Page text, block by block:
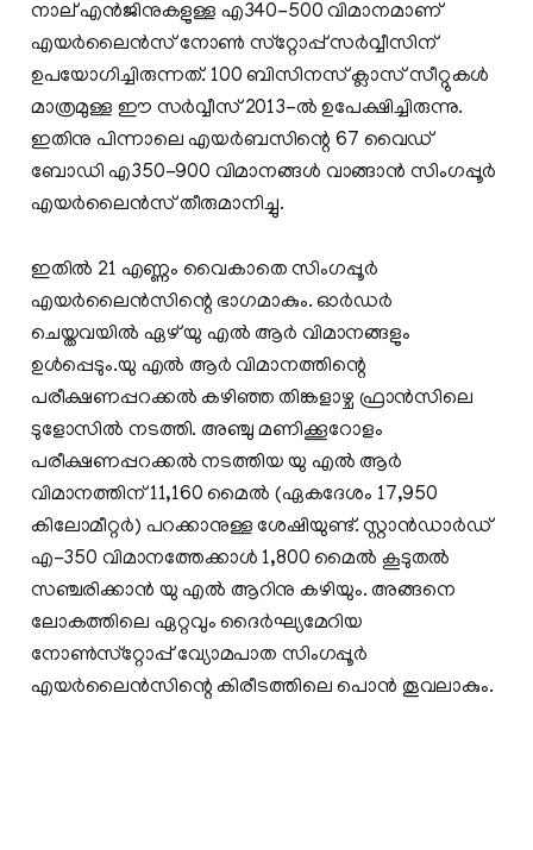
നാല് എന്‍ജിനുകളുള്ള എ340-500 വിമാനമാണ്
എയര്‍ലൈന്‍സ് നോണ്‍ സ്‌റ്റോപ്പ് സര്‍വ്വീസിന്
ഉപയോഗിച്ചിരുന്നത്. 100 ബിസിനസ് ക്ലാസ് സീറ്റുകള്‍
മാത്രമുള്ള ഈ സര്‍വ്വീസ് 2013-ല്‍ ഉപേക്ഷിച്ചിരുന്നു.
ഇതിനു പിന്നാലെ എയര്‍ബസിന്റെ 67 വൈഡ്
ബോഡി എ350-900 വിമാനങ്ങള്‍ വാങ്ങാന്‍ സിംഗപ്പൂര്‍
എയര്‍ലൈന്‍സ് തീരുമാനിച്ചു.
ഇതില്‍ 21 എണ്ണം വൈകാതെ സിംഗപ്പൂര്‍
എയര്‍ലൈന്‍സിന്റെ ഭാഗമാകും. ഓര്‍ഡര്‍
ചെയ്തവയില്‍ ഏഴ് യു എല്‍ ആര്‍ വിമാനങ്ങളും
ഉള്‍പ്പെടും.യു എല്‍ ആര്‍ വിമാനത്തിന്റെ
പരീക്ഷണപ്പറക്കല്‍ കഴിഞ്ഞ തിങ്കളാഴ്ച ഫ്രാന്‍സിലെ
ടുളോസില്‍ നടത്തി. അഞ്ചു മണിക്കൂറോളം
പരീക്ഷണപ്പറക്കല്‍ നടത്തിയ യു എല്‍ ആര്‍
വിമാനത്തിന് 11,160 മൈല്‍ (ഏകദേശം 17,950
കിലോമീറ്റര്‍) പറക്കാനുള്ള ശേഷിയുണ്ട്. സ്റ്റാന്‍ഡാര്‍ഡ്
എ-350 വിമാനത്തേക്കാള്‍ 1,800 മൈല്‍ കൂടുതല്‍
സഞ്ചരിക്കാന്‍ യു എല്‍ ആറിനു കഴിയും. അങ്ങനെ
ലോകത്തിലെ ഏറ്റവും ദൈര്‍ഘ്യമേറിയ
നോണ്‍സ്‌റ്റോപ്പ് വ്യോമപാത സിംഗപ്പൂര്‍
എയര്‍ലൈന്‍സിന്റെ കിരീടത്തിലെ പൊന്‍ തൂവലാകും.